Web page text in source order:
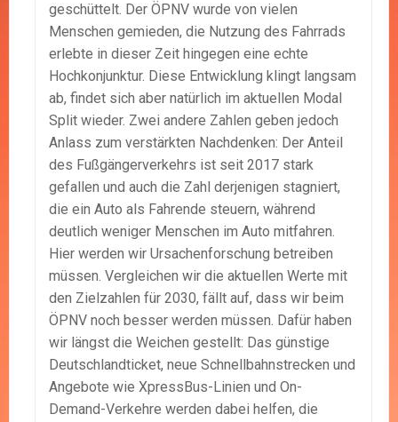
geschüttelt. Der ÖPNV wurde von vielen
Menschen gemieden, die Nutzung des Fahrrads
erlebte in dieser Zeit hingegen eine echte
Hochkonjunktur. Diese Entwicklung klingt langsam
ab, findet sich aber natürlich im aktuellen Modal
Split wieder. Zwei andere Zahlen geben jedoch
Anlass zum verstärkten Nachdenken: Der Anteil
des Fußgängerverkehrs ist seit 2017 stark
gefallen und auch die Zahl derjenigen stagniert,
die ein Auto als Fahrende steuern, während
deutlich weniger Menschen im Auto mitfahren.
Hier werden wir Ursachenforschung betreiben
müssen. Vergleichen wir die aktuellen Werte mit
den Zielzahlen für 2030, fällt auf, dass wir beim
ÖPNV noch besser werden müssen. Dafür haben
wir längst die Weichen gestellt: Das günstige
Deutschlandticket, neue Schnellbahnstrecken und
Angebote wie XpressBus-Linien und On-
Demand-Verkehre werden dabei helfen, die